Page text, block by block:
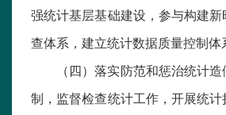
强统计基层基础建设，参与构建
查体系，建立统计数据质量控制体
（四）落实防范和惩治统计
制，监督检查统计工作，开展统